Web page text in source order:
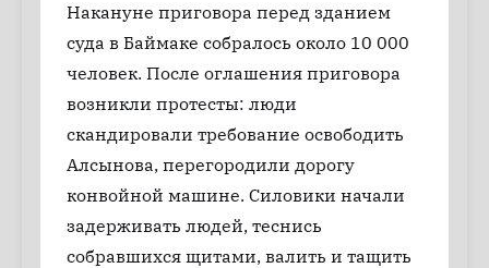
Накануне приговора перед зданием
суда в Баймаке собралось около 10 000
человек. После оглашения приговора
возникли протесты: люди
скандировали требование освободить
Алсынова, перегородили дорогу
конвойной машине. Силовики начали
задерживать людей, теснись
собравшихся щитами, валить и тащить